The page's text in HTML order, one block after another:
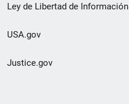
Ley de Libertad de Información
USA.gov
Justice.gov